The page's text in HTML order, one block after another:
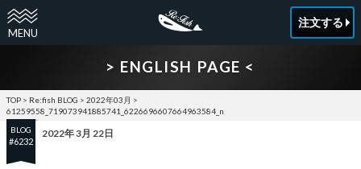
注文する
> ENGLISH PAGE <
TOP > Re:fish BLOG > 2022年03月 >
61259558_719073941885741_6226696607664963584_n
BLOG
#6232
2022年 3月 22日